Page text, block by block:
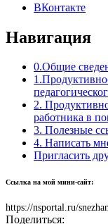
ВКонтакте
Навигация
0.Общие
2.
работника в
3. Полезные
4. Написать
Пригласить
Ссылка на мой мини-сайт:
https://nsportal.ru/
Поделиться: